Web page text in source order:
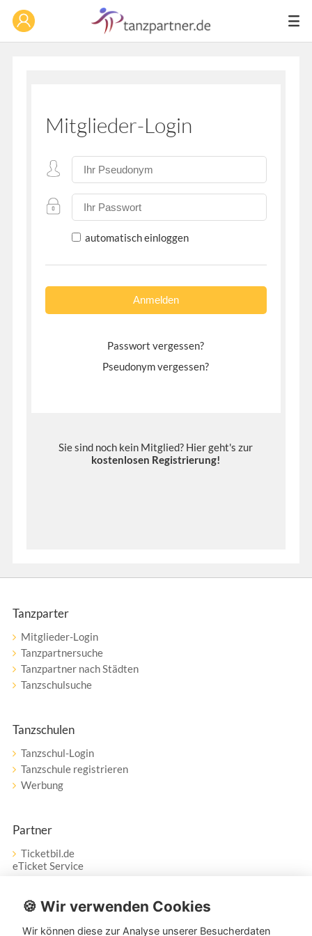
Mitglieder-Login
automatisch einloggen
Passwort vergessen?
Pseudonym vergessen?
Sie sind noch kein Mitglied? Hier geht's zur
kostenlosen Registrierung!
Tanzparter
Mitglieder-Login
Tanzpartnersuche
Tanzpartner nach Städten
Tanzschulsuche
Tanzschulen
Tanzschul-Login
Tanzschule registrieren
Werbung
Partner
Ticketbil.de
eTicket Service
Vertrag widerrufen
🍪 Wir verwenden Cookies
Wir können diese zur Analyse unserer Besucherdaten